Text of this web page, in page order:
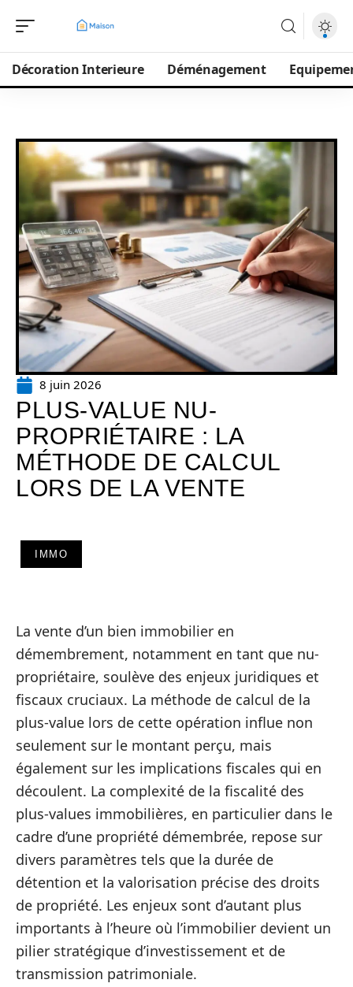
Décoration Interieure Déménagement
8 juin 2026
PLUS-VALUE NU-
PROPRIÉTAIRE : LA
MÉTHODE DE CALCUL
LORS DE LA VENTE
IMMO
La vente d’un bien immobilier en
démembrement, notamment en tant que nu-
propriétaire, soulève des enjeux juridiques et
fiscaux cruciaux. La méthode de calcul de la
plus-value lors de cette opération influe non
seulement sur le montant perçu, mais
également sur les implications fiscales qui en
découlent. La complexité de la fiscalité des
plus-values immobilières, en particulier dans le
cadre d’une propriété démembrée, repose sur
divers paramètres tels que la durée de
détention et la valorisation précise des droits
de propriété. Les enjeux sont d’autant plus
importants à l’heure où l’immobilier devient un
pilier stratégique d’investissement et de
transmission patrimoniale.